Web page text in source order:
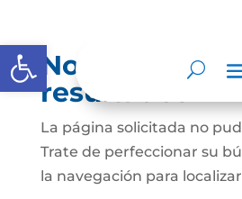
Abrir barra de herramientas
No se
resultados
La página solicitada no
Trate de perfeccionar su
la navegación para